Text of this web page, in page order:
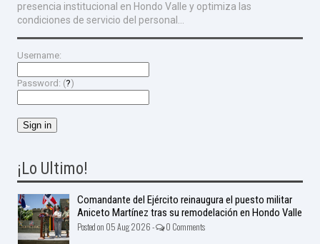
presencia institucional en Hondo Valle y optimiza las
condiciones de servicio del personal...
Username:
Password: (?)
¡Lo Ultimo!
Comandante del Ejército reinaugura el puesto militar
Aniceto Martínez tras su remodelación en Hondo Valle
Posted on 05 Aug 2026 - 0 Comments